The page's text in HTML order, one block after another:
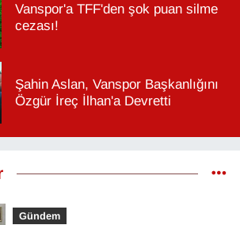
Vanspor'a TFF'den şok puan silme
cezası!
Şahin Aslan, Vanspor Başkanlığını
Özgür İreç İlhan'a Devretti
Gündem